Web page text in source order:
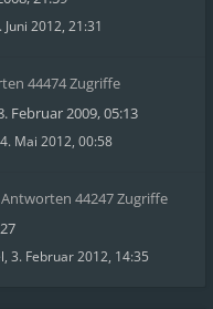
Juni 2012, 21:31
44474 Zugriffe
Februar 2009, 05:13
4. Mai 2012, 00:58
Antworten 44247 Zugriffe
, 3. Februar 2012, 14:35